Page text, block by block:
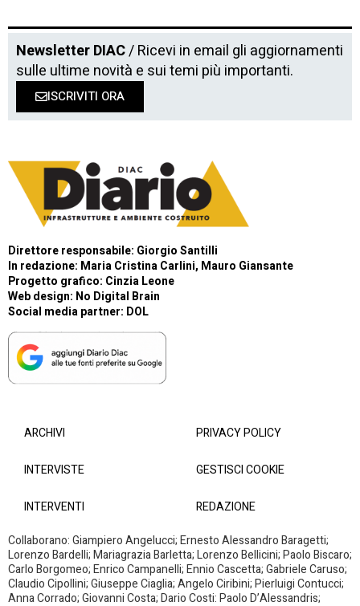
Newsletter DIAC/ Ricevi in email gli aggiornamenti
sulle ultime novità e sui temi più importanti.
ISCRIVITI ORA
Direttore responsabile: Giorgio Santilli
In redazione: Maria Cristina Carlini, Mauro Giansante
Progetto grafico: Cinzia Leone
Web design: No Digital Brain
Social media partner: DOL
ARCHIVI
INTERVISTE
INTERVENTI
PRIVACY POLICY
GESTISCI COOKIE
REDAZIONE
Collaborano: Giampiero Angelucci; Ernesto Alessandro Baragetti;
Lorenzo Bardelli; Mariagrazia Barletta; Lorenzo Bellicini; Paolo Biscaro;
Carlo Borgomeo; Enrico Campanelli; Ennio Cascetta; Gabriele Caruso;
Claudio Cipollini; Giuseppe Ciaglia; Angelo Ciribini; Pierluigi Contucci;
Anna Corrado; Giovanni Costa; Dario Costi: Paolo D’Alessandris;